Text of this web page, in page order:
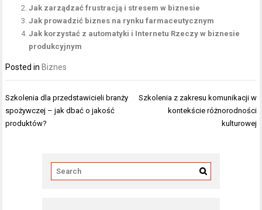
Jak zarządzać frustracją i stresem w biznesie
Jak prowadzić biznes na rynku farmaceutycznym
Jak korzystać z automatyki i Internetu Rzeczy w biznesie
produkcyjnym
Posted in Biznes
Nawigacja
wpisu
Szkolenia dla przedstawicieli branży
spożywczej – jak dbać o jakość
produktów?
Szkolenia z zakresu komunikacji w
kontekście różnorodności
kulturowej